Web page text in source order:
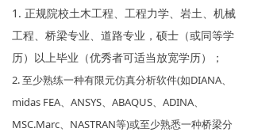
1. 正规院校土木工程、工程力学、岩土、机械
工程、桥梁专业、道路专业，硕士（或同等学
历）以上毕业（优秀者可适当放宽学历）；
2. 至少熟练一种有限元仿真分析软件(如DIANA、
midas FEA、ANSYS、ABAQUS、ADINA、
MSC.Marc、NASTRAN等)或至少熟悉一种桥梁分